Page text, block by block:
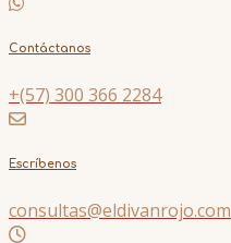
Contáctanos
+(57) 300 366 2284
Escríbenos
consultas@eldivanrojo.com